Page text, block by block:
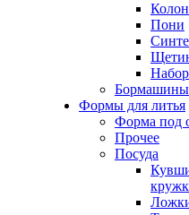
Пони
Бормашины
Формы для литья
Форма под
Прочее
Посуда